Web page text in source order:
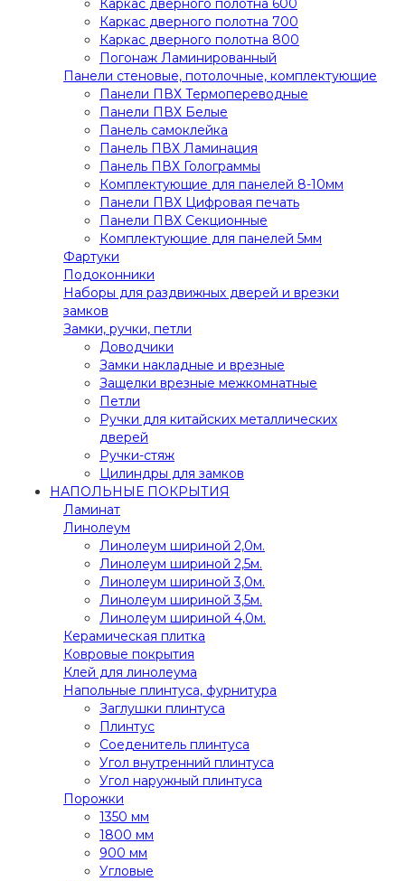
Каркас дверного полотна 700
Каркас дверного полотна 800
Погонаж Ламинированный
Панели стеновые, потолочные, комплектующие
Панели ПВХ Термопереводные
Панели ПВХ Белые
Панель самоклейка
Панель ПВХ Ламинация
Панель ПВХ Голограммы
Комплектующие для панелей 8-10мм
Панели ПВХ Цифровая печать
Панели ПВХ Секционные
Комплектующие для панелей 5мм
Фартуки
Подоконники
Наборы для раздвижных дверей и врезки
замков
Замки, ручки, петли
Доводчики
Замки накладные и врезные
Защелки врезные межкомнатные
Петли
Ручки для китайских металлических
дверей
Ручки-стяж
Цилиндры для замков
НАПОЛЬНЫЕ ПОКРЫТИЯ
Ламинат
Линолеум
Линолеум шириной 2,0м.
Линолеум шириной 2,5м.
Линолеум шириной 3,0м.
Линолеум шириной 3,5м.
Линолеум шириной 4,0м.
Керамическая плитка
Ковровые покрытия
Клей для линолеума
Напольные плинтуса, фурнитура
Заглушки плинтуса
Плинтус
Соеденитель плинтуса
Угол внутренний плинтуса
Угол наружный плинтуса
Порожки
1350 мм
1800 мм
900 мм
Угловые